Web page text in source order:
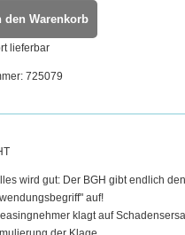
den Warenkorb
lieferbar
725079
wird gut: Der BGH gibt endlich
auf!
klagt auf